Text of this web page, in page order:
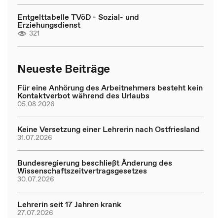
Entgelttabelle TVöD - Sozial- und
Erziehungsdienst
321
Neueste Beiträge
Für eine Anhörung des Arbeitnehmers besteht kein
Kontaktverbot während des Urlaubs
05.08.2026
Keine Versetzung einer Lehrerin nach Ostfriesland
31.07.2026
Bundesregierung beschließt Änderung des
Wissenschaftszeitvertragsgesetzes
30.07.2026
Lehrerin seit 17 Jahren krank
27.07.2026